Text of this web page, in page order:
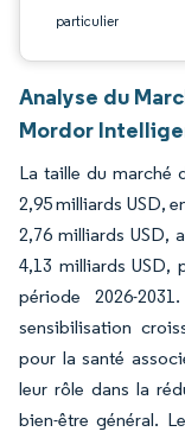
particulier
Analyse du
Mordor
La taille du marché
2,95 milliards USD,
2,76 milliards USD,
4,13 milliards USD,
période 2026-
sensibilisation
pour la santé
leur rôle dans la
bien-être général.